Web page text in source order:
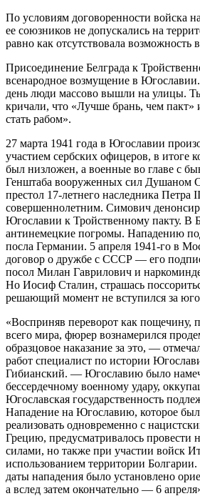
По условиям договоренности войска
ее союзников не допускались на
равно как отсутствовала возможность
Присоединение Белграда к
всенародное возмущение в
день люди массово вышли на улицы.
кричали, что «Лучше брань, чем
стать рабом».
27 марта 1941 года в Югославии
участием сербских офицеров, в итоге
был низложен, а военные во главе с
Генштаба вооруженных сил Душаном
престол 17-летнего наследника Петра
совершеннолетним. Симович
Югославии к Тройственному пакту. В
антинемецкие погромы. Нападению
посла Германии. 5 апреля 1941-го в
договор о дружбе с СССР — его
посол Милан Гаврилович и
Но Иосиф Сталин, страшась
решающий момент не вступился за
«Восприняв переворот как пощечину,
всего мира, фюрер вознамерился
образцовое наказание за это, —
работ специалист по истории
Гибианский. — Югославию было
бессердечному военному удару,
Югославская государственность
Нападение на Югославию, которое
реализовать одновременно с
Грецию, предусматривалось провести
силами, но также при участии войск
использованием территории Болгарии.
даты нападения было установлено
а вслед затем окончательно — 6